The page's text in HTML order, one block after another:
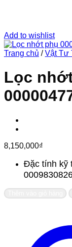
Add to wishlist
Trang chủ / Vật Tư
Lọc
8,150,000₫
Đặc tính kỹ